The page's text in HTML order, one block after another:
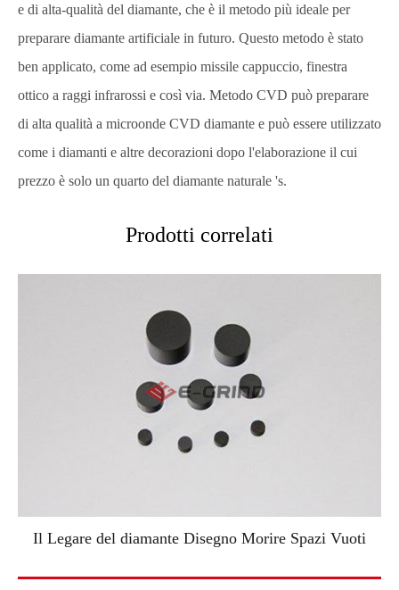
e di alta-qualità del diamante, che è il metodo più ideale per
preparare diamante artificiale in futuro. Questo metodo è stato
ben applicato, come ad esempio missile cappuccio, finestra
ottico a raggi infrarossi e così via. Metodo CVD può preparare
di alta qualità a microonde CVD diamante e può essere utilizzato
come i diamanti e altre decorazioni dopo l'elaborazione il cui
prezzo è solo un quarto del diamante naturale 's.
Prodotti correlati
Il Legare del diamante Disegno Morire Spazi Vuoti